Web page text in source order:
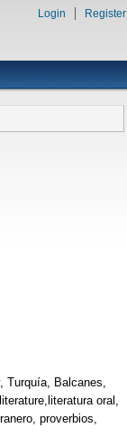
Login Register
Balcanes,
oral,
proverbios,